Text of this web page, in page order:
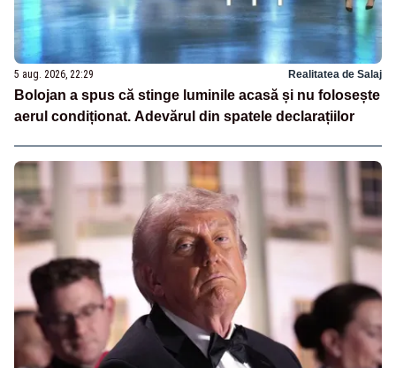
5 aug. 2026, 22:29 Realitatea de Salaj
Bolojan a spus că stinge luminile acasă și nu folosește
aerul condiționat. Adevărul din spatele declarațiilor